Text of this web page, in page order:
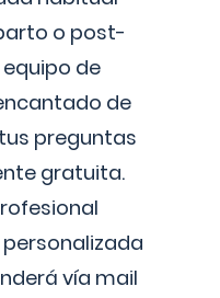
o post-
de
de
preguntas
gratuita.
vía mail